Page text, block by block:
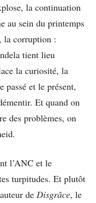
la continuation
au sein du printemps
la corruption :
tient lieu
la curiosité, la
passé et le présent,
Et quand on
des problèmes, on
l’ANC et le
turpitudes. Et plutôt
de Disgrâce, le